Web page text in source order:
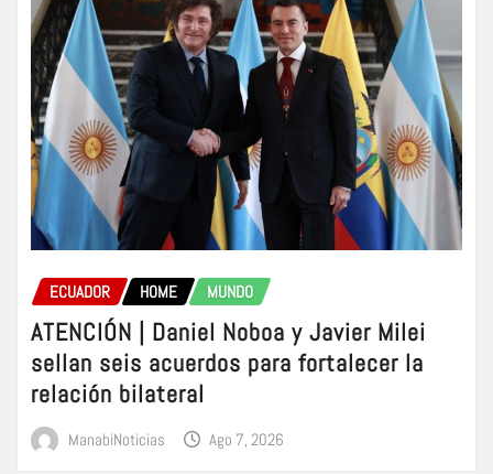
ECUADOR HOME MUNDO
ATENCIÓN | Daniel Noboa y Javier Milei
sellan seis acuerdos para fortalecer la
relación bilateral
ManabiNoticias Ago 7, 2026